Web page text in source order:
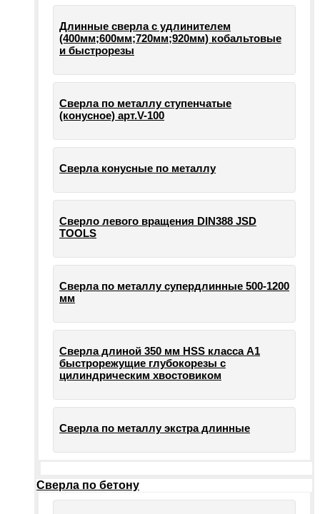
Длинные сверла с удлинителем
(400мм;600мм;720мм;920мм) кобальтовые
и быстрорезы
Сверла по металлу ступенчатые
(конусное) арт.V-100
Сверла конусные по металлу
Сверло левого вращения DIN388 JSD
TOOLS
Сверла по металлу супердлинные 500-1200
мм
Сверла длиной 350 мм HSS класса А1
быстрорежущие глубокорезы с
цилиндрическим хвостовиком
Сверла по металлу экстра длинные
Сверла по бетону